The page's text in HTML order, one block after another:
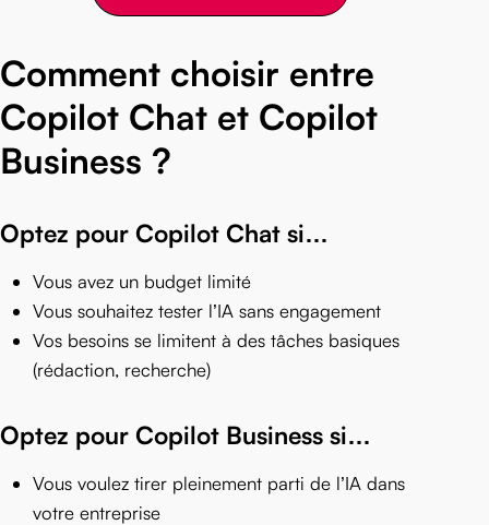
Comment choisir entre
Copilot Chat et Copilot
Business ?
Optez pour Copilot Chat si…
Vous avez un budget limité
Vous souhaitez tester l’IA sans engagement
Vos besoins se limitent à des tâches basiques
(rédaction, recherche)
Optez pour Copilot Business si…
Vous voulez tirer pleinement parti de l’IA dans
votre entreprise